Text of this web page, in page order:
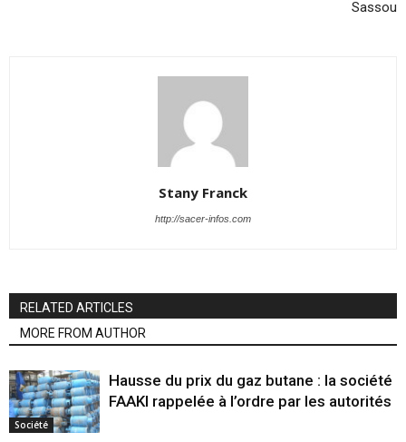
Sassou
Stany Franck
http://sacer-infos.com
RELATED ARTICLES
MORE FROM AUTHOR
Société
Hausse du prix du gaz butane : la société
FAAKI rappelée à l’ordre par les autorités